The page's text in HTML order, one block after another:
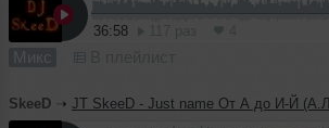
36:58
Микс
SkeeD ➝ JT SkeeD - Just name От А до И-Й (А.Л.Ф.А.В.И.Т)